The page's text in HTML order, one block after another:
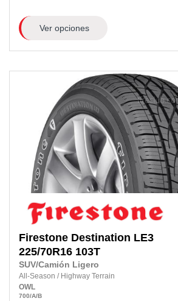
Ver opciones
Firestone Destination LE3
225/70R16 103T
SUV/Camión Ligero
All-Season / Highway Terrain
OWL
700/A/B